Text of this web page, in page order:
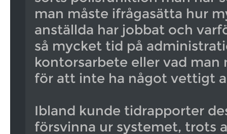
man måste ifrågasätta hur
anställda har jobbat och
så mycket tid på
kontorsarbete eller vad man
för att inte ha något vettigt
Ibland kunde tidrapporter
försvinna ur systemet, trots